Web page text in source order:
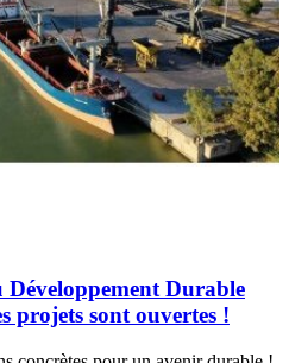
Développement Durable
projets sont ouvertes !